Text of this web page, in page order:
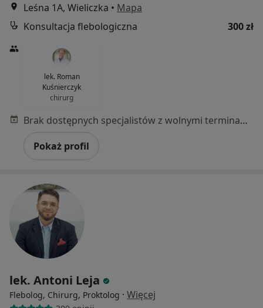
Leśna 1A, Wieliczka • Mapa
Konsultacja flebologiczna
300 zł
lek. Roman
Kuśnierczyk
chirurg
Brak dostępnych specjalistów z wolnymi terminami w tym centrum medycznym.
Pokaż profil
lek. Antoni Leja
Flebolog, Chirurg, Proktolog · Więcej